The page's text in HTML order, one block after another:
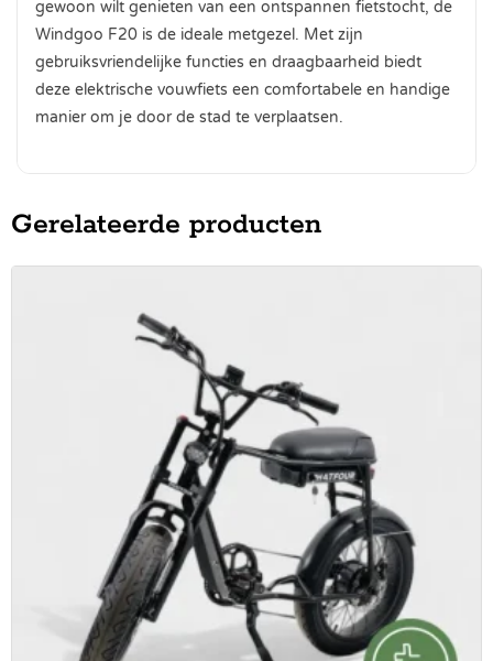
gewoon wilt genieten van een ontspannen fietstocht, de
Windgoo F20 is de ideale metgezel. Met zijn
gebruiksvriendelijke functies en draagbaarheid biedt
deze elektrische vouwfiets een comfortabele en handige
manier om je door de stad te verplaatsen.
Gerelateerde producten